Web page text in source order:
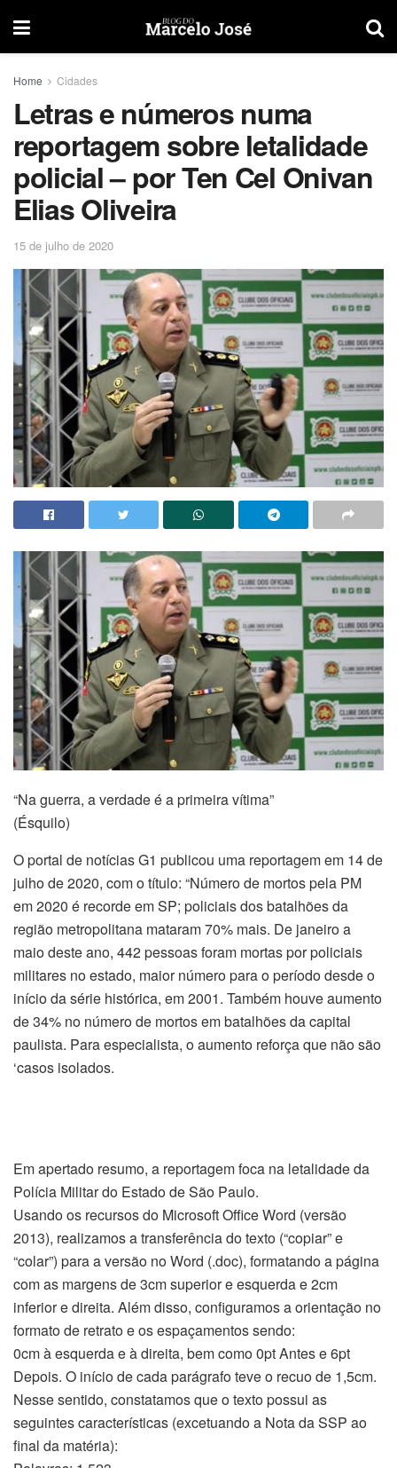
Home Cidades
Letras e números numa
reportagem sobre letalidade
policial – por Ten Cel Onivan
Elias Oliveira
15 de julho de 2020
“Na guerra, a verdade é a primeira vítima”
(Ésquilo)
O portal de notícias G1 publicou uma reportagem em 14 de
julho de 2020, com o título: “Número de mortos pela PM
em 2020 é recorde em SP; policiais dos batalhões da
região metropolitana mataram 70% mais. De janeiro a
maio deste ano, 442 pessoas foram mortas por policiais
militares no estado, maior número para o período desde o
início da série histórica, em 2001. Também houve aumento
de 34% no número de mortos em batalhões da capital
paulista. Para especialista, o aumento reforça que não são
‘casos isolados.
Em apertado resumo, a reportagem foca na letalidade da
Polícia Militar do Estado de São Paulo.
Usando os recursos do Microsoft Office Word (versão
2013), realizamos a transferência do texto (“copiar” e
“colar”) para a versão no Word (.doc), formatando a página
com as margens de 3cm superior e esquerda e 2cm
inferior e direita. Além disso, configuramos a orientação no
formato de retrato e os espaçamentos sendo:
0cm à esquerda e à direita, bem como 0pt Antes e 6pt
Depois. O início de cada parágrafo teve o recuo de 1,5cm.
Nesse sentido, constatamos que o texto possui as
seguintes características (excetuando a Nota da SSP ao
final da matéria):